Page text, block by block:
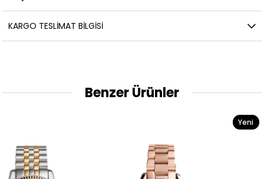
KARGO TESLIMAT BILGISI
Benzer Ürünler